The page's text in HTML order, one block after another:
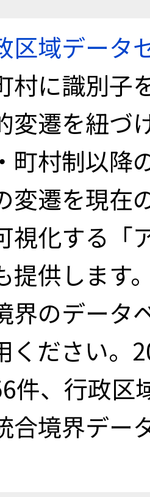
区域データ
村に識別子
変遷を紐づ
町村制以降
変遷を現在
視化する「
提供します
界のデータ
ください。
件、行政区
合境界デー